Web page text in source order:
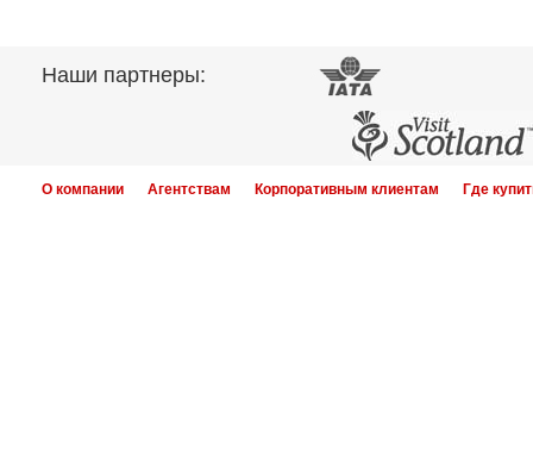
Наши партнеры:
О компании Агентствам Корпоративным клиентам Где